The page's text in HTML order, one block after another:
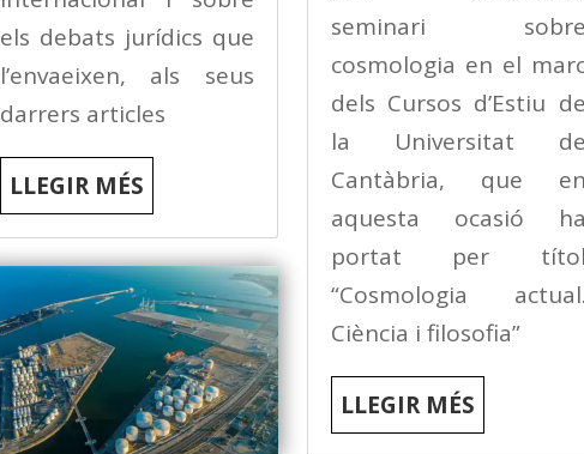
els debats jurídics que
l’envaeixen, als seus
darrers articles
LLEGIR MÉS
seminari
cosmologia en el
dels Cursos d’Estiu
la Universitat
Cantàbria, que
aquesta ocasió
portat per
“Cosmologia
Ciència i filosofia”
LLEGIR MÉS